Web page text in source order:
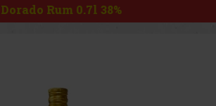
Rum 0.7l 38%